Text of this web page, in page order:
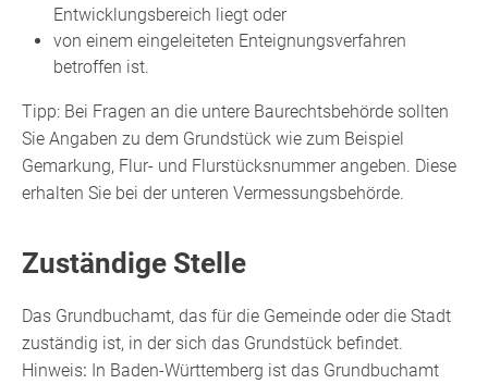
Entwicklungsbereich liegt oder
von einem eingeleiteten Enteignungsverfahren
betroffen ist.
Tipp: Bei Fragen an die untere Baurechtsbehörde sollten
Sie Angaben zu dem Grundstück wie zum Beispiel
Gemarkung, Flur- und Flurstücksnummer angeben. Diese
erhalten Sie bei der unteren Vermessungsbehörde.
Zuständige Stelle
Das Grundbuchamt, das für die Gemeinde oder die Stadt
zuständig ist, in der sich das Grundstück befindet.
Hinweis: In Baden-Württemberg ist das Grundbuchamt